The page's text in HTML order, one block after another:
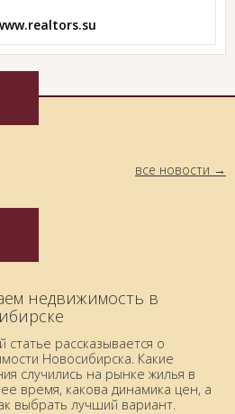
все новости
недвижимость в
статье рассказывается о
Новосибирска. Какие
случились на рынке жилья в
время, какова динамика цен, а
выбрать лучший вариант.